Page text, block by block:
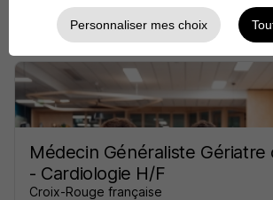
Voir l’offre
Médecin Généraliste
- Cardiologie H/F
Croix-Rouge française
Personnaliser mes choix